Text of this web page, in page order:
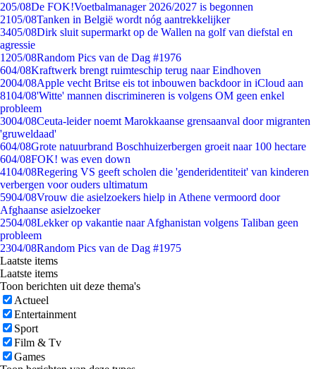
205/08De FOK!Voetbalmanager 2026/2027 is begonnen
2105/08Tanken in België wordt nóg aantrekkelijker
3405/08Dirk sluit supermarkt op de Wallen na golf van diefstal en
agressie
1205/08Random Pics van de Dag #1976
604/08Kraftwerk brengt ruimteschip terug naar Eindhoven
2004/08Apple vecht Britse eis tot inbouwen backdoor in iCloud aan
8104/08'Witte' mannen discrimineren is volgens OM geen enkel
probleem
3004/08Ceuta-leider noemt Marokkaanse grensaanval door migranten
'gruweldaad'
604/08Grote natuurbrand Boschhuizerbergen groeit naar 100 hectare
604/08FOK! was even down
4104/08Regering VS geeft scholen die 'genderidentiteit' van kinderen
verbergen voor ouders ultimatum
5904/08Vrouw die asielzoekers hielp in Athene vermoord door
Afghaanse asielzoeker
2504/08Lekker op vakantie naar Afghanistan volgens Taliban geen
probleem
2304/08Random Pics van de Dag #1975
Laatste items
Laatste items
Toon berichten uit deze thema's
Actueel
Entertainment
Sport
Film & Tv
Games